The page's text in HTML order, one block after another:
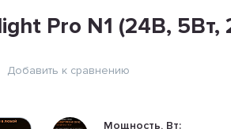
Pro N1 (24В,
Добавить к сравнению
Мощность, Вт: